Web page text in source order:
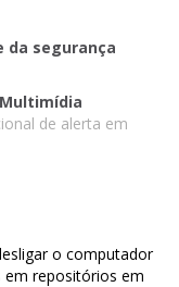
da segurança
Multimídia
de alerta em
o computador
em repositórios em